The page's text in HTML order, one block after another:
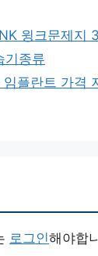
윙크문제지
기종류
플란트 가격
로그인해야합